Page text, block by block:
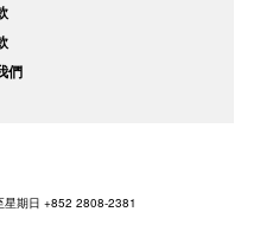
們
星期日 +852 2808-2381